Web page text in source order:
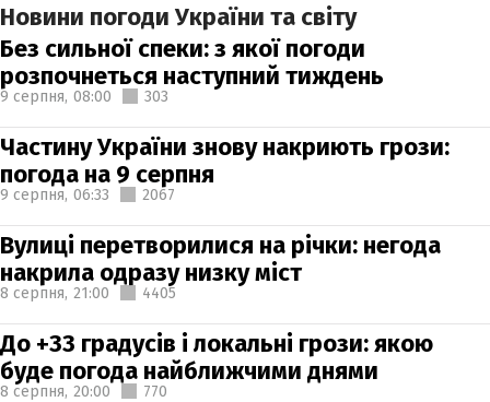
Новини погоди України та світу
Без сильної спеки: з якої погоди
розпочнеться наступний тиждень
9 серпня, 08:00 303
Частину України знову накриють грози:
погода на 9 серпня
9 серпня, 06:33 2067
Вулиці перетворилися на річки: негода
накрила одразу низку міст
8 серпня, 21:00 4405
До +33 градусів і локальні грози: якою
буде погода найближчими днями
8 серпня, 20:00 770